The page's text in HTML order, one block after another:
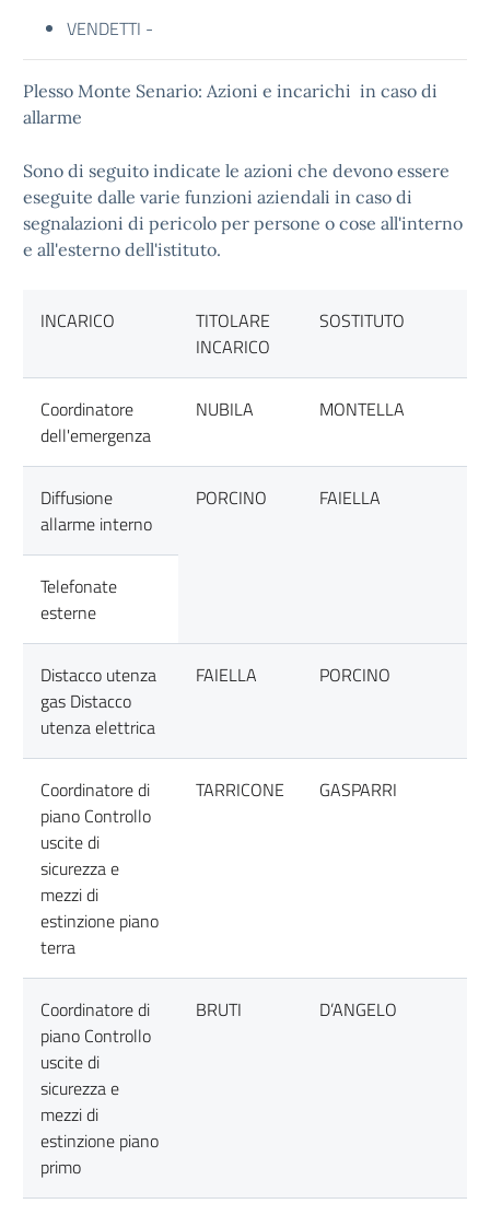
VENDETTI -
Plesso Monte Senario: Azioni e incarichi in caso di
allarme
Sono di seguito indicate le azioni che devono essere
eseguite dalle varie funzioni aziendali in caso di
segnalazioni di pericolo per persone o cose all'interno
e all'esterno dell'istituto.
INCARICO
TITOLARE
INCARICO
SOSTITUTO
Coordinatore
dell'emergenza
NUBILA MONTELLA
Diffusione
allarme interno
PORCINO FAIELLA
Telefonate
esterne
Distacco utenza
gas Distacco
utenza elettrica
FAIELLA PORCINO
Coordinatore di
piano Controllo
uscite di
sicurezza e
mezzi di
estinzione piano
terra
TARRICONE GASPARRI
Coordinatore di
piano Controllo
uscite di
sicurezza e
mezzi di
estinzione piano
primo
BRUTI D’ANGELO